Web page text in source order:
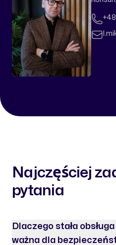
Telefon
Email
Najczęściej
pytania
Dlaczego stała
ważna dla